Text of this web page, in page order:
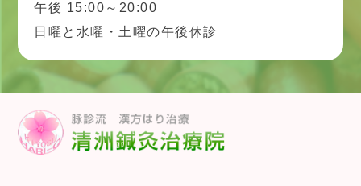
午後 15:00～20:00
日曜と水曜・土曜の午後休診